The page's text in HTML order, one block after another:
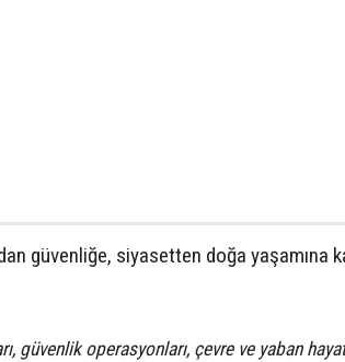
güvenliğe, siyasetten doğa yaşamına
güvenlik operasyonları, çevre ve yaban